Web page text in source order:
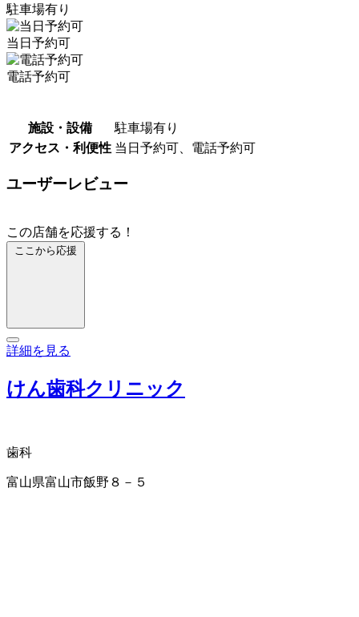
駐車場有り
当日予約可
電話予約可
施設・設備
駐車場有り
アクセス・利便性 当日予約可、電話予約可
ユーザーレビュー
この店舗を応援する！
ここから応援
詳細を見る
けん歯科クリニック
歯科
富山県富山市飯野８－５